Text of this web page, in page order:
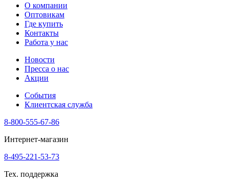
О компании
Оптовикам
Где купить
Контакты
Работа у нас
Новости
Пресса о нас
Акции
События
Клиентская служба
8-800-555-67-86
Интернет-магазин
8-495-221-53-73
Тех. поддержка